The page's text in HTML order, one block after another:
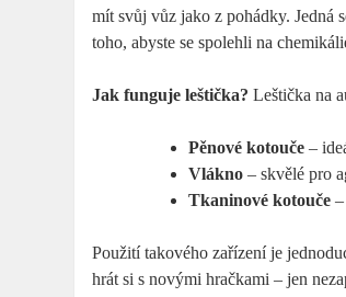
mít svůj vůz jako z pohádky. Jedná
toho, abyste se spolehli na
Jak funguje leštička? Leštička na
Pěnové kotouče –
Vlákno – skvělé pro
Tkaninové kotouče
Použití takového zařízení je
hrát si s novými hračkami – jen